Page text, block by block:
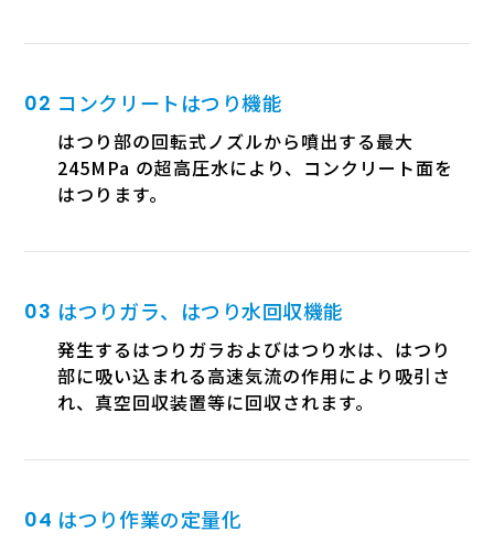
コンクリートはつり機能
はつり部の回転式ノズルから噴出する最大
245MPa の超高圧水により、コンクリート面を
はつります。
はつりガラ、はつり水回収機能
発生するはつりガラおよびはつり水は、はつり
部に吸い込まれる高速気流の作用により吸引さ
れ、真空回収装置等に回収されます。
はつり作業の定量化